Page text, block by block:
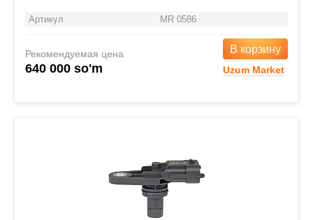
Артикул MR 0586
Рекомендуемая цена
640 000 so'm
В корзину
Uzum Market